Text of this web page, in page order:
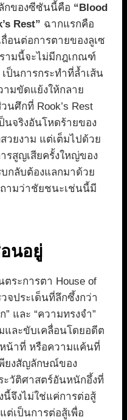
กของซีซันนี้คือ “Blood
Rest” ฉากแรกคือ
อนต่อการตายของลูเซ
ามนี้จะไม่มีกฎเกณฑ์
ป็นการกระทำที่ล้ำเส้น
มขัดแย้งให้กลาย
นศึกที่ Rook’s Rest
นจริงอันโหดร้ายของ
วยงาม แต่เต็มไปด้วย
รสูญเสียครั้งใหญ่ของ
กลับต้องแลกมาด้วย
ามว่าชัยชนะเช่นนี้มี
นอยู่
ตระการตา House of
จประเด็นที่ลึกซึ้งกว่า
และ “ความทรงจำ”
และขับเคลื่อนโดยอดีต
น้าที่ หรือความแค้นที่
พียงสัญลักษณ์ของ
วัติศาสตร์อันหนักอึ้งที่
นี้จึงไม่ใช่แค่การต่อสู้
ต่เป็นการต่อสู้เพื่อ